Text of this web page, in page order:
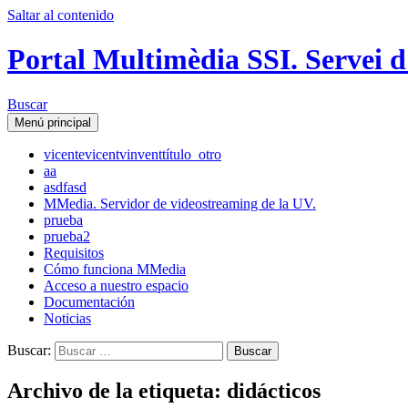
Saltar al contenido
Portal Multimèdia SSI. Servei
Buscar
Menú principal
vicentevicentvinventtítulo_otro
aa
asdfasd
MMedia. Servidor de videostreaming de la UV.
prueba
prueba2
Requisitos
Cómo funciona MMedia
Acceso a nuestro espacio
Documentación
Noticias
Buscar:
Archivo de la etiqueta: didácticos